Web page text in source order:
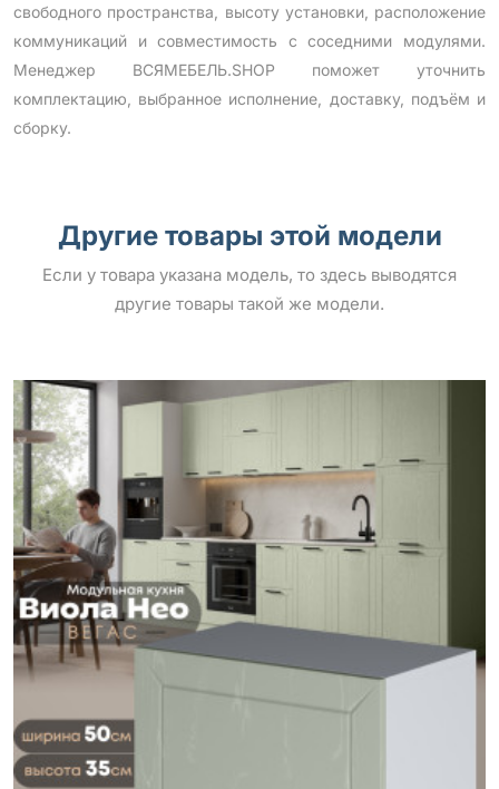
свободного пространства, высоту установки, расположение
коммуникаций и совместимость с соседними модулями.
Менеджер ВСЯМЕБЕЛЬ.SHOP поможет уточнить
комплектацию, выбранное исполнение, доставку, подъём и
сборку.
Другие товары этой модели
Если у товара указана модель, то здесь выводятся
другие товары такой же модели.